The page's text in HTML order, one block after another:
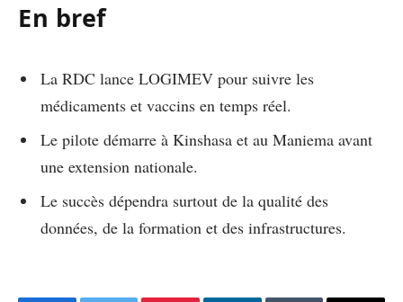
En bref
La RDC lance LOGIMEV pour suivre les
médicaments et vaccins en temps réel.
Le pilote démarre à Kinshasa et au Maniema avant
une extension nationale.
Le succès dépendra surtout de la qualité des
données, de la formation et des infrastructures.